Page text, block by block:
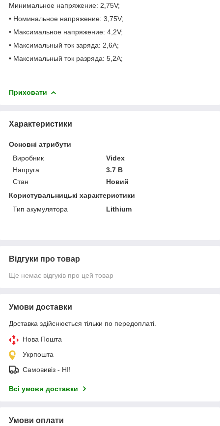
Минимальное напряжение: 2,75V;
• Номинальное напряжение: 3,75V;
• Максимальное напряжение: 4,2V;
• Максимальный ток заряда: 2,6А;
• Максимальный ток разряда: 5,2А;
Приховати
Характеристики
Основні атрибути
Виробник
Videx
Напруга
3.7 В
Стан
Новий
Користувальницькі характеристики
Тип акумулятора
Lithium
Відгуки про товар
Ще немає відгуків про цей товар
Умови доставки
Доставка здійснюється тільки по передоплаті.
Нова Пошта
Укрпошта
Самовивіз - НІ!
Всі умови доставки
Умови оплати